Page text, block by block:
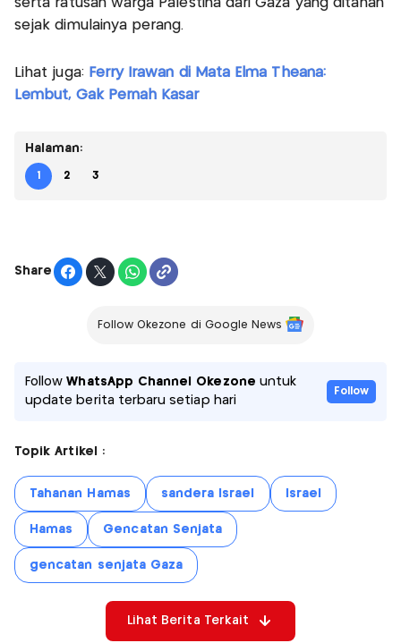
serta ratusan warga Palestina dari Gaza yang ditahan
sejak dimulainya perang.
Lihat juga: Ferry Irawan di Mata Elma Theana:
Lembut, Gak Pernah Kasar
Halaman:
1 2 3
Share
Follow Okezone di Google News
FollowWhatsApp Channel Okezone untuk
update berita terbaru setiap hari
Follow
Topik Artikel :
Tahanan Hamas sandera Israel Israel
Hamas Gencatan Senjata
gencatan senjata Gaza
Lihat Berita Terkait